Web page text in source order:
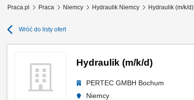
Praca.pl Praca Niemcy Hydraulik Niemcy Hydraulik (m/k/d)
Wróć do listy ofert
Hydraulik (m/k/d)
PERTEC GMBH Bochum
Niemcy